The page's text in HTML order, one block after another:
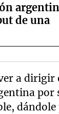
de una
a dirigir
por